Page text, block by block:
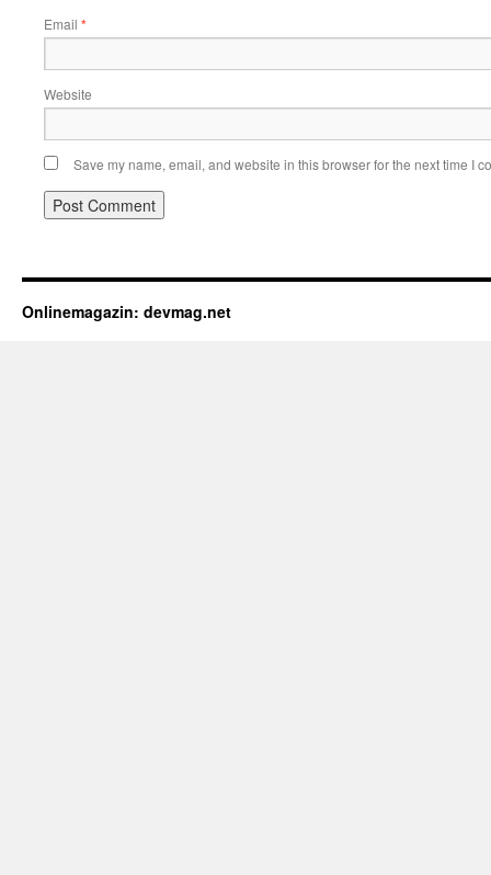
Email *
Website
Save my name, email, and website in this browser for the next time I
Onlinemagazin: devmag.net